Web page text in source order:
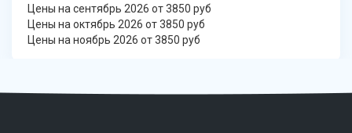
Цены на сентябрь 2026 от 3850 руб
Цены на октябрь 2026 от 3850 руб
Цены на ноябрь 2026 от 3850 руб